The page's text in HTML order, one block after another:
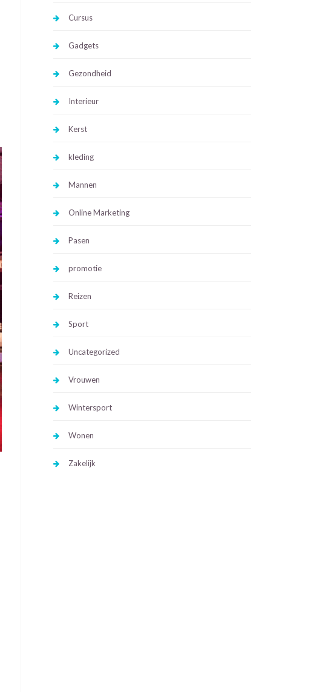
Cursus
Gadgets
Gezondheid
Interieur
Kerst
kleding
Mannen
Online Marketing
Pasen
promotie
Reizen
Sport
Uncategorized
Vrouwen
Wintersport
Wonen
Zakelijk